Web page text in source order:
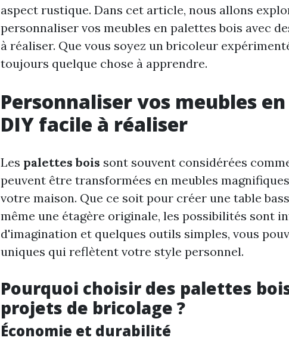
aspect rustique. Dans cet article, nous allons
personnaliser vos meubles en palettes bois avec
à réaliser. Que vous soyez un bricoleur
toujours quelque chose à apprendre.
Personnaliser vos meubles
DIY facile à réaliser
Les palettes bois sont souvent considérées
peuvent être transformées en meubles
votre maison. Que ce soit pour créer une table
même une étagère originale, les possibilités sont
d'imagination et quelques outils simples, vous
uniques qui reflètent votre style personnel.
Pourquoi choisir des palettes
projets de bricolage ?
Économie et durabilité